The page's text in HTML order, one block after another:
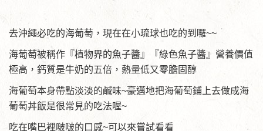
去沖繩必吃的海葡萄，現在在小琉球也吃的到囉~~
海葡萄被稱作『植物界的魚子醬』『綠色魚子醬』營養價值
極高，鈣質是牛奶的五倍，熱量低又零膽固醇
海葡萄本身帶點淡淡的鹹味~豪邁地把海葡萄鋪上去做成海
葡萄丼飯是很常見的吃法喔~
吃在嘴巴裡啵啵的口感~可以來嘗試看看